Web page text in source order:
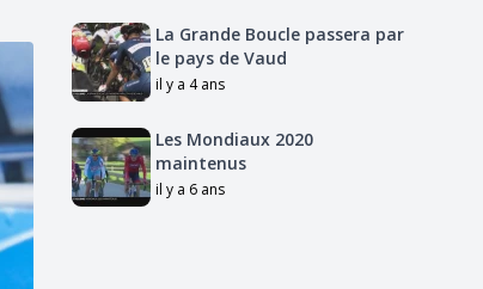
La Grande Boucle passera par
le pays de Vaud
il y a 4 ans
Les Mondiaux 2020
maintenus
il y a 6 ans